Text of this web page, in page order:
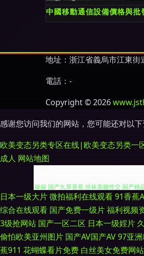
中國移動通信設備價格與
地址：浙江省義烏市江東街
電話：-
Copyright © 2026
感谢您访问我们的网站，您可能还对以
欧美变态另类专区在线|欧美变态另类
成人 网站地图
婷婷色在线 欧美人另类不卡 97碰人人摸
操操 国产久草香蕉 丝袜美腿性交 国产
二区 AV福利小电影 国产视频青青操 天
日本一级大片微拍福利在线观看91香蕉
综合在线观看 国产免费一级片福利视频
3级抢网站 国产一区二区 日本一级婬片
偷怕欧美亚州图片 国产AV国产AV97亚
蕉911 花蝴蝶看片免费 白丝美女免费网站